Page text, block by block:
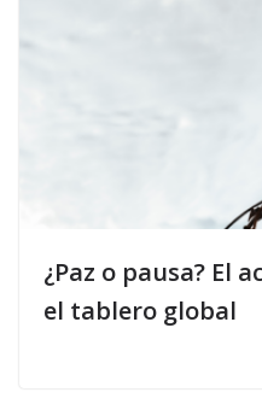
¿Paz o pausa? El
el tablero global